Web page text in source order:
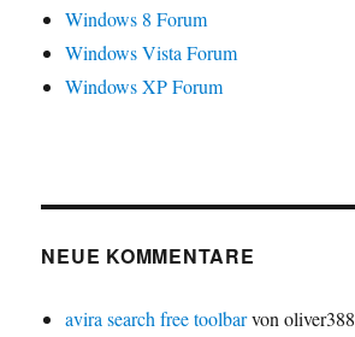
Windows 8 Forum
Windows Vista Forum
Windows XP Forum
NEUE KOMMENTARE
avira search free toolbarvon oliver388